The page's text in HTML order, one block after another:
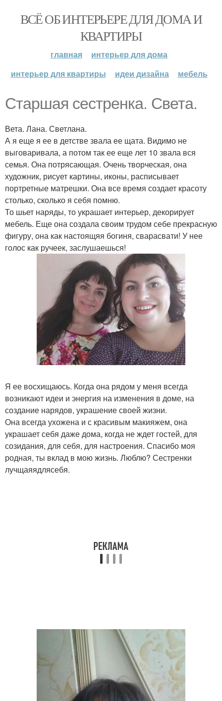
ВСЁ ОБ ИНТЕРЬЕРЕ ДЛЯ ДОМА И
КВАРТИРЫ
главная
интерьер для дома
интерьер для квартиры
идеи дизайна мебель
Старшая сестренка. Света.
Вета. Лана. Светлана.
А я еще я ее в детстве звала ее щата. Видимо не
выговаривала, а потом так ее еще лет 10 звала вся
семья. Она потрясающая. Очень творческая, она
художник, рисует картины, иконы, расписывает
портретные матрешки. Она все время создает красоту
столько, сколько я себя помню.
То шьет наряды, то украшает интерьер, декорирует
мебель. Еще она создала своим трудом себе прекрасную
фигуру, она как настоящяя богиня, сварасвати! У нее
голос как ручеек, заслушаешься!
Я ее восхищаюсь. Когда она рядом у меня всегда
возникают идеи и энергия на изменения в доме, на
создание нарядов, украшение своей жизни.
Она всегда ухожена и с красивым макияжем, она
украшает себя даже дома, когда не ждет гостей, для
созидания, для себя, для настроения. Спасибо моя
родная, ты вклад в мою жизнь. Люблю? Сестренки
лучщаяядлясебя.